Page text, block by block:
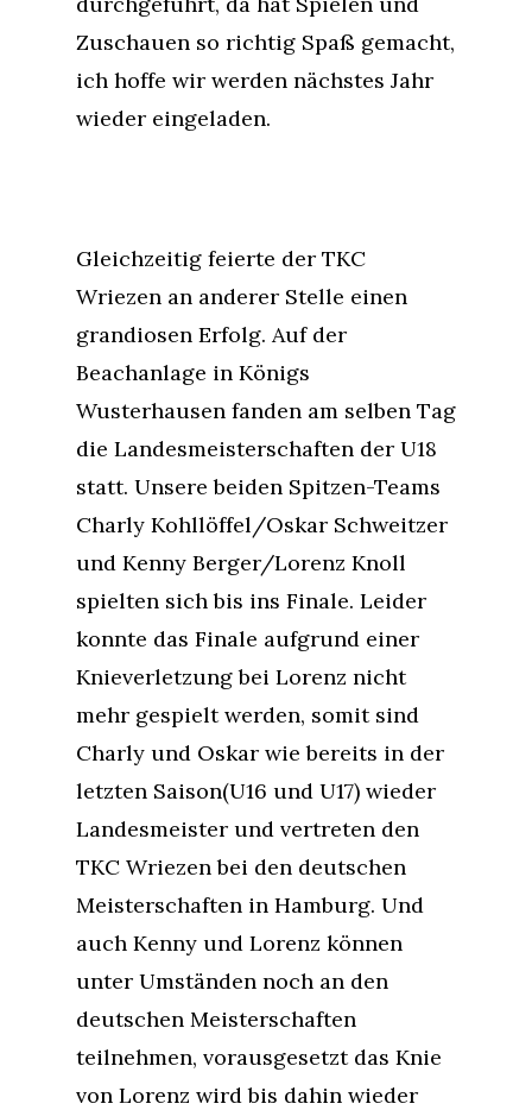
Zuschauen so richtig Spaß gemacht,
ich hoffe wir werden nächstes Jahr
wieder eingeladen.
Gleichzeitig feierte der TKC
Wriezen an anderer Stelle einen
grandiosen Erfolg. Auf der
Beachanlage in Königs
Wusterhausen fanden am selben Tag
die Landesmeisterschaften der U18
statt. Unsere beiden Spitzen-Teams
Charly Kohllöffel/Oskar Schweitzer
und Kenny Berger/Lorenz Knoll
spielten sich bis ins Finale. Leider
konnte das Finale aufgrund einer
Knieverletzung bei Lorenz nicht
mehr gespielt werden, somit sind
Charly und Oskar wie bereits in der
letzten Saison(U16 und U17) wieder
Landesmeister und vertreten den
TKC Wriezen bei den deutschen
Meisterschaften in Hamburg. Und
auch Kenny und Lorenz können
unter Umständen noch an den
deutschen Meisterschaften
teilnehmen, vorausgesetzt das Knie
von Lorenz wird bis dahin wieder